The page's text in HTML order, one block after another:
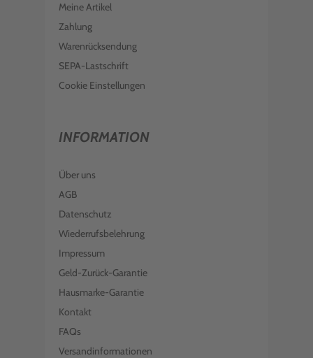
Meine Artikel
Zahlung
Warenrücksendung
SEPA-Lastschrift
Cookie Einstellungen
INFORMATION
Über uns
AGB
Datenschutz
Wiederrufsbelehrung
Impressum
Geld-Zurück-Garantie
Hausmarke-Garantie
Kontakt
FAQs
Versandinformationen